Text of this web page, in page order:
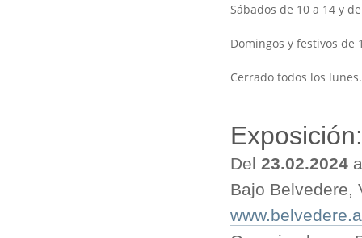
Sábados de 10 a 14 y
Domingos y festivos de
Cerrado todos los lunes.
Del 23.02.2024
Bajo Belvedere,